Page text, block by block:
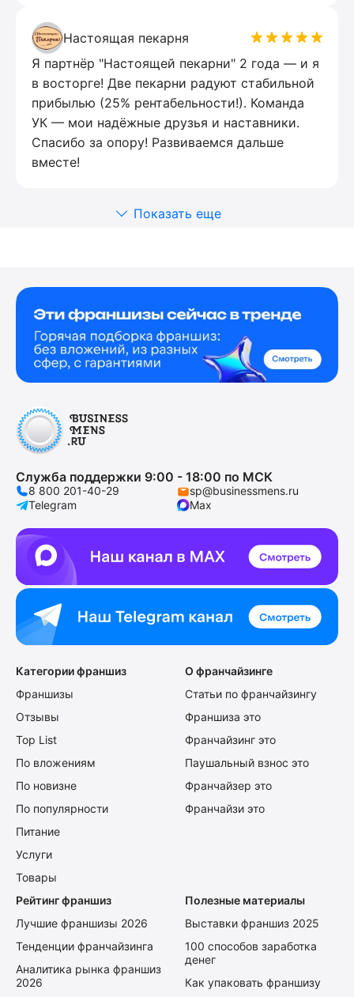
Настоящая пекарня
Я партнёр "Настоящей пекарни" 2 года — и я
в восторге! Две пекарни радуют стабильной
прибылью (25% рентабельности!). Команда
УК — мои надёжные друзья и наставники.
Спасибо за опору! Развиваемся дальше
вместе!
Показать еще
Служба поддержки 9:00 - 18:00 по МСК
8 800 201-40-29
sp@businessmens.ru
Telegram
Max
Категории франшиз
Франшизы
Отзывы
Top List
По вложениям
По новизне
По популярности
Питание
Услуги
Товары
О франчайзинге
Статьи по франчайзингу
Франшиза это
Франчайзинг это
Паушальный взнос это
Франчайзер это
Франчайзи это
Рейтинг франшиз
Лучшие франшизы 2026
Тенденции франчайзинга
Аналитика рынка франшиз
2026
Полезные материалы
Выставки франшиз 2025
100 способов заработка
денег
Как упаковать франшизу